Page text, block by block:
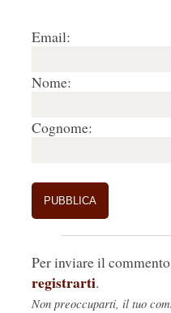
Email:
Nome:
Cognome:
Per inviare il
registrarti.
Non preoccuparti, il tuo